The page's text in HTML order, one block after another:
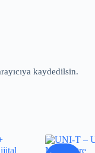
kaydedilsin.